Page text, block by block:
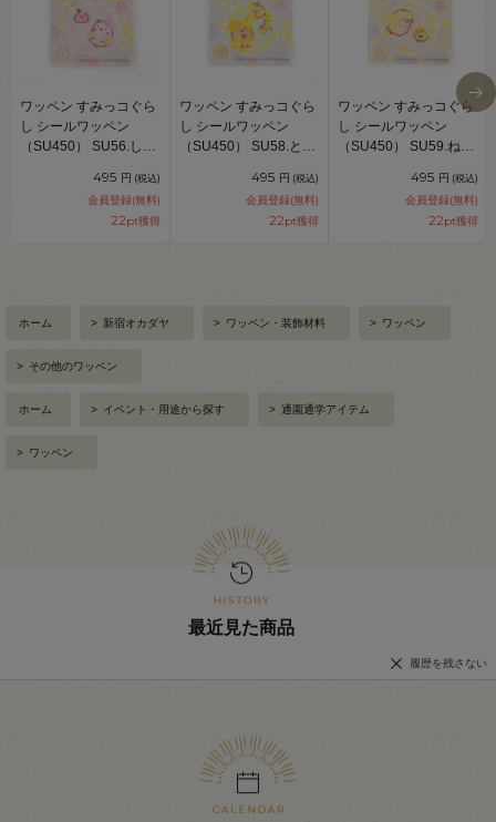
ワッペン すみっコぐら
し シールワッペン
（SU450） SU56.しろ
495 円 (税込)
会員登録(無料)
22pt獲得
ワッペン すみっコぐら
し シールワッペン
（SU450） SU58.とん
495 円 (税込)
会員登録(無料)
22pt獲得
ワッペン すみっコぐら
し シールワッペン
（SU450） SU59.ねこ
495 円 (税込)
会員登録(無料)
22pt獲得
ホーム > 新宿オカダヤ > ワッペン・装飾材料 > ワッペン
> その他のワッペン
ホーム > イベント・用途から探す > 通園通学アイテム
> ワッペン
最近見た商品
履歴を残さない